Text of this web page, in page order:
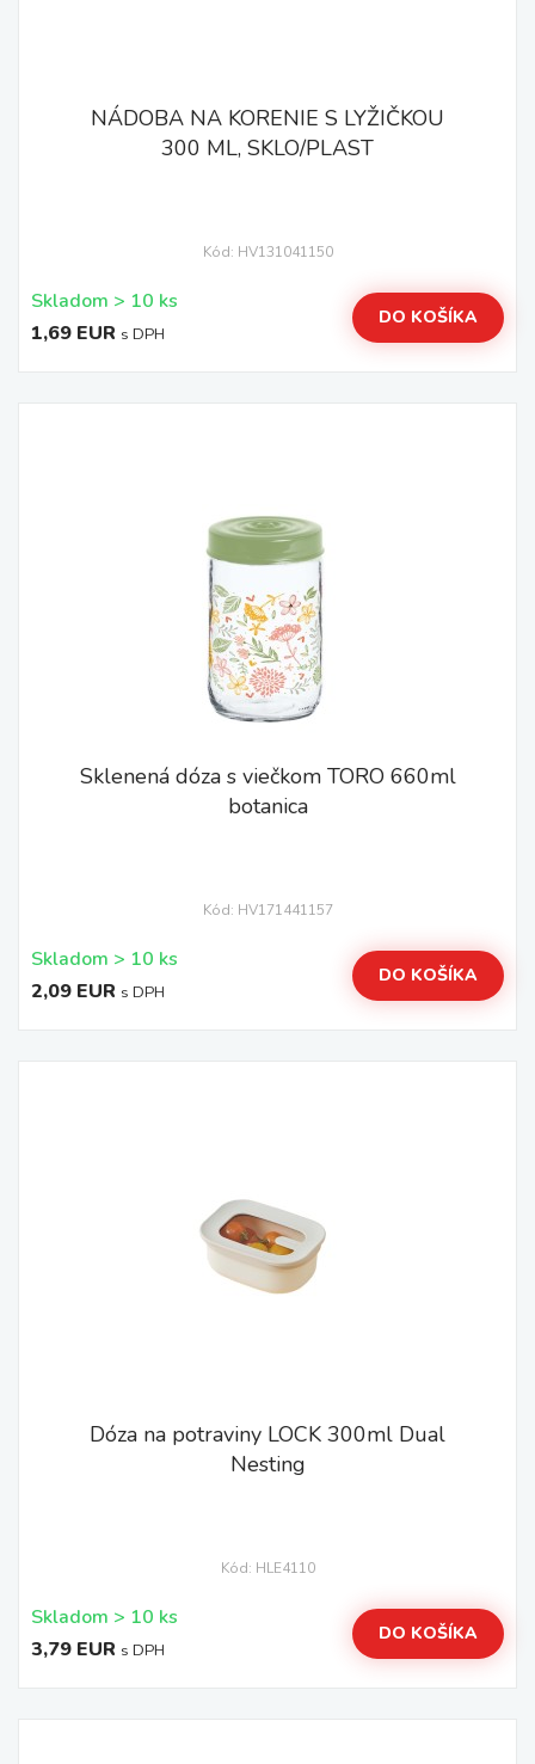
NÁDOBA NA KORENIE S LYŽIČKOU
300 ML, SKLO/PLAST
Kód: HV131041150
Skladom > 10 ks
1,69 EUR s DPH
DO KOŠÍKA
Sklenená dóza s viečkom TORO 660ml
botanica
Kód: HV171441157
Skladom > 10 ks
2,09 EUR s DPH
DO KOŠÍKA
Dóza na potraviny LOCK 300ml Dual
Nesting
Kód: HLE4110
Skladom > 10 ks
3,79 EUR s DPH
DO KOŠÍKA